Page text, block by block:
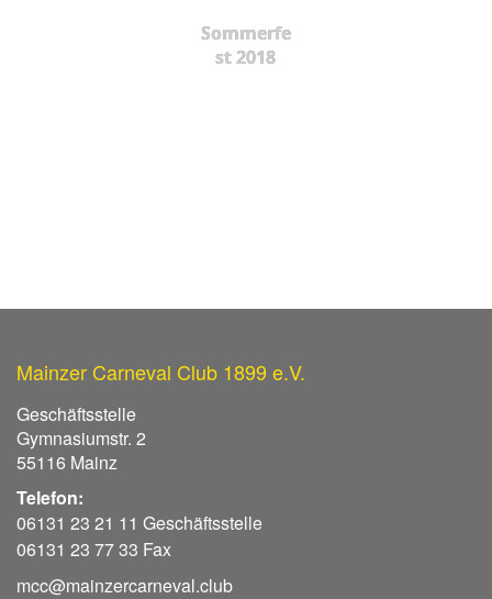
Sommerfe
st 2018
Mainzer Carneval Club 1899 e.V.
Geschäftsstelle
Gymnasiumstr. 2
55116 Mainz
Telefon:
06131 23 21 11 Geschäftsstelle
06131 23 77 33 Fax
mcc@mainzercarneval.club